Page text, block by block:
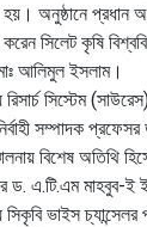
অনুষ্ঠানে প্রধান
সিলেট কৃষি
আলিমুল ইসলাম।
রিসার্চ সিস্টেম
সম্পাদক প্রফেসর
বিশেষ অতিথি
ড. এ.টি.এম মাহবুব-ই
ভাইস